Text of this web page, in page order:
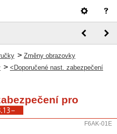
> Změny obrazovky
> <Doporučené nast. zabezpečení
pro
F6AK-01E